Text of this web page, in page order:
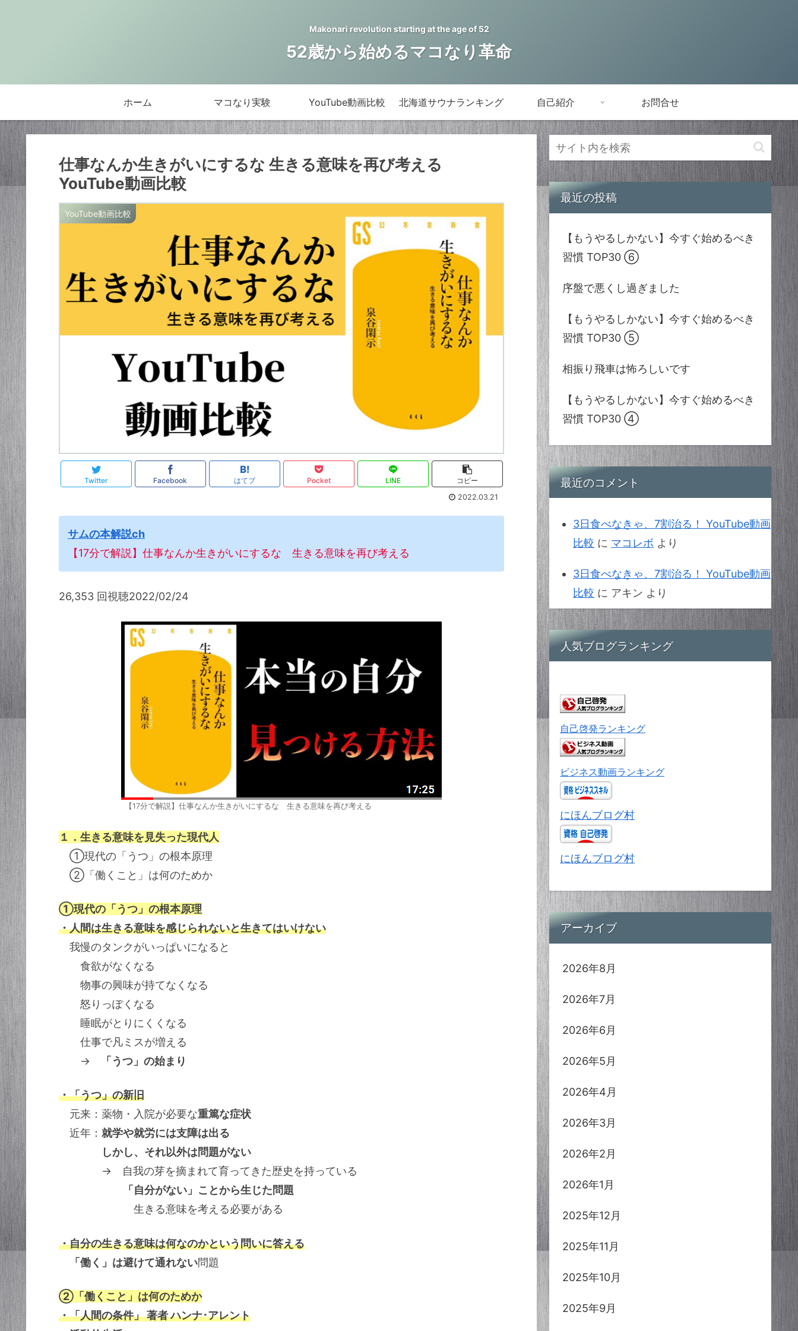
Makonari revolution starting at the age of 52
52歳から始めるマコなり革命
ホーム マコなり実験 YouTube動画比較 北海道サウナランキング 自己紹介 お問合せ
仕事なんか生きがいにするな 生きる意味を再び考える
YouTube動画比較
YouTube動画比較
Twitter Facebook はてブ Pocket LINE
コピー
2022.03.21
サムの本解説ch
【17分で解説】仕事なんか生きがいにするな 生きる意味を再び考える
26,353 回視聴2022/02/24
【17分で解説】仕事なんか生きがいにするな 生きる意味を再び考える
１．生きる意味を見失った現代人
①現代の「うつ」の根本原理
②「働くこと」は何のためか
①現代の「うつ」の根本原理
・人間は生きる意味を感じられないと生きてはいけない
我慢のタンクがいっぱいになると
食欲がなくなる
物事の興味が持てなくなる
怒りっぽくなる
睡眠がとりにくくなる
仕事で凡ミスが増える
→
「うつ」の始まり
・「うつ」の新旧
元来：薬物・入院が必要な重篤な症状
近年： 就学や就労には支障は出る
しかし、それ以外は問題がない
→ 自我の芽を摘まれて育ってきた歴史を持っている
「自分がない」ことから生じた問題
生きる意味を考える必要がある
・自分の生きる意味は何なのかという問いに答える
「働く」は避けて通れない問題
②「働くこと」は何のためか
・「人間の条件」 著者 ハンナ･アレント
最近の投稿
【もうやるしかない】今すぐ始めるべき
習慣 TOP30 ⑥
序盤で悪くし過ぎました
【もうやるしかない】今すぐ始めるべき
習慣 TOP30 ⑤
相振り飛車は怖ろしいです
【もうやるしかない】今すぐ始めるべき
習慣 TOP30 ④
最近のコメント
3日食べなきゃ、7割治る！ YouTube動画
比較 に マコレボ より
3日食べなきゃ、7割治る！ YouTube動画
比較 に アキン より
人気ブログランキング
自己啓発ランキング
ビジネス動画ランキング
にほんブログ村
にほんブログ村
アーカイブ
2026年8月
2026年7月
2026年6月
2026年5月
2026年4月
2026年3月
2026年2月
2026年1月
2025年12月
2025年11月
2025年10月
2025年9月